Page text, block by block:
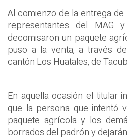
Al comienzo de la entrega
representantes del MAG
decomisaron un paquete
puso a la venta, a través
cantón Los Huatales, de
En aquella ocasión el titular
que la persona que intentó
paquete agrícola y los
borrados del padrón y